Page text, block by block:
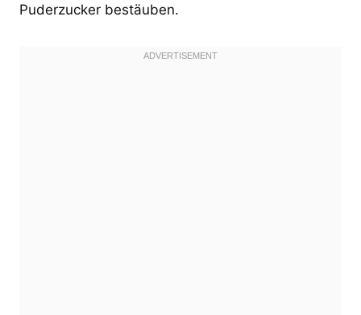
Puderzucker bestäuben.